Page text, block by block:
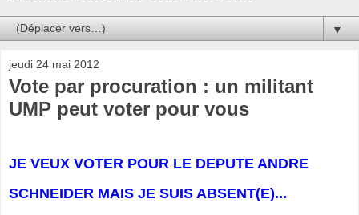
▼
jeudi 24 mai 2012
Vote par procuration : un militant
UMP peut voter pour vous
JE VEUX VOTER POUR LE DEPUTE ANDRE
SCHNEIDER MAIS JE SUIS ABSENT(E)...